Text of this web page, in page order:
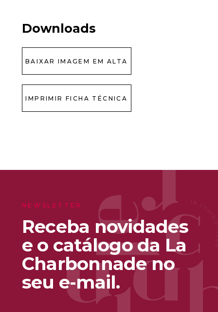
Downloads
BAIXAR IMAGEM EM ALTA
IMPRIMIR FICHA TÉCNICA
NEWSLETTER
Receba novidades
e o catálogo da La
Charbonnade no
seu e-mail.